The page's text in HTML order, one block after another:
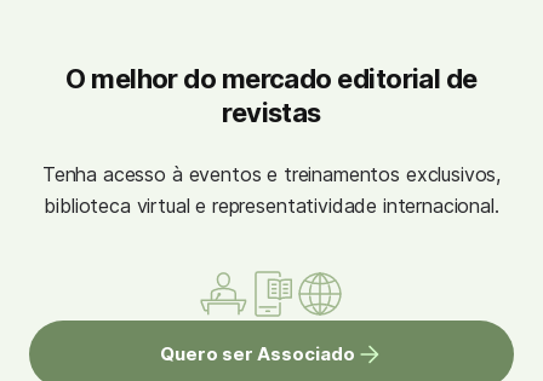
O melhor do mercado editorial de
revistas
Tenha acesso à eventos e treinamentos exclusivos,
biblioteca virtual e representatividade internacional.
Quero ser Associado